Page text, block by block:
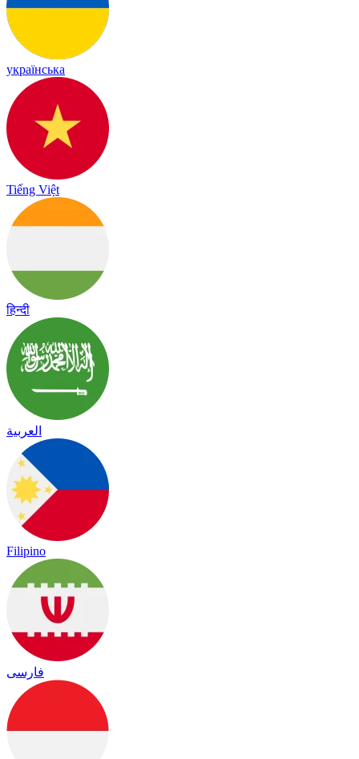
українська
Tiếng Việt
हिन्दी
العربية
Filipino
فارسی